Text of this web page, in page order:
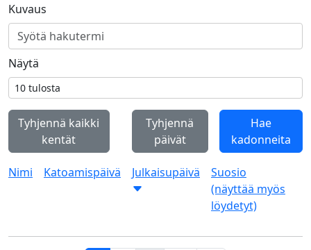
Kuvaus
Näytä
Tyhjennä kaikki
kentät
Tyhjennä
päivät
Hae
kadonneita
Nimi Katoamispäivä Julkaisupäivä
Suosio
(näyttää myös
löydetyt)